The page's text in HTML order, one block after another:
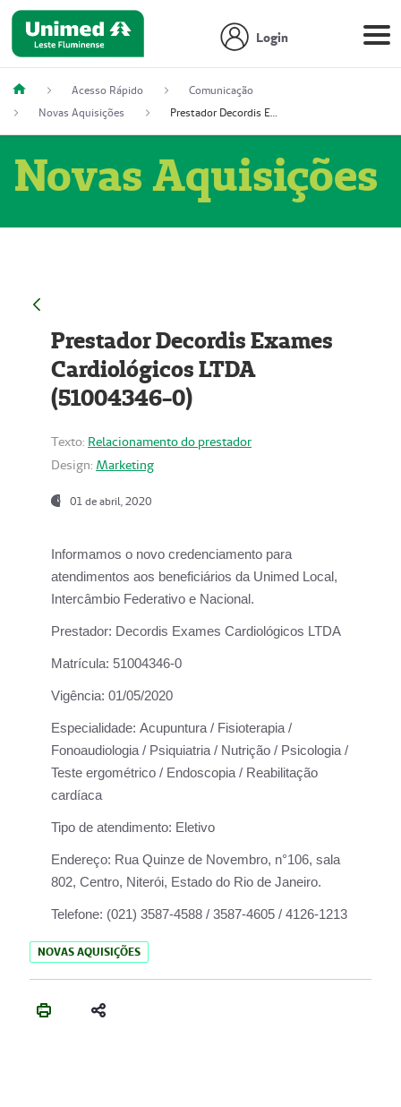
Login
Acesso Rápido
Comunicação
Novas Aquisições
Prestador Decordis Exames Cardiológicos LTDA (51004346-0)
Novas Aquisições
Prestador Decordis Exames
Cardiológicos LTDA
(51004346-0)
Texto: Relacionamento do prestador
Design: Marketing
01 de abril, 2020
Informamos o novo credenciamento para
atendimentos aos beneficiários da Unimed Local,
Intercâmbio Federativo e Nacional.
Prestador: Decordis Exames Cardiológicos LTDA
Matrícula: 51004346-0
Vigência: 01/05/2020
Especialidade: Acupuntura / Fisioterapia /
Fonoaudiologia / Psiquiatria / Nutrição / Psicologia /
Teste ergométrico / Endoscopia / Reabilitação
cardíaca
Tipo de atendimento: Eletivo
Endereço: Rua Quinze de Novembro, n°106, sala
802, Centro, Niterói, Estado do Rio de Janeiro.
Telefone: (021) 3587-4588 / 3587-4605 / 4126-1213
NOVAS AQUISIÇÕES